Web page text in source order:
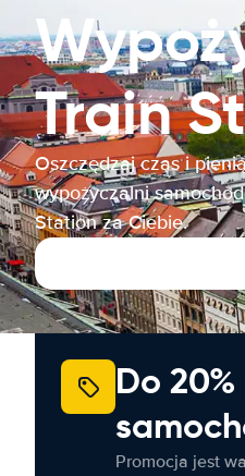
Train
Oszczędzaj czas i
wypożyczalni
Station za Ciebie.
Do
Promocja jest